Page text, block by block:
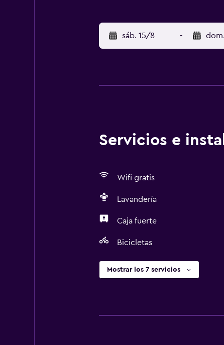
sáb. 15/8 -
Servicios e
Wifi gratis
Lavandería
Caja fuerte
Bicicletas
Mostrar los 7 servicios